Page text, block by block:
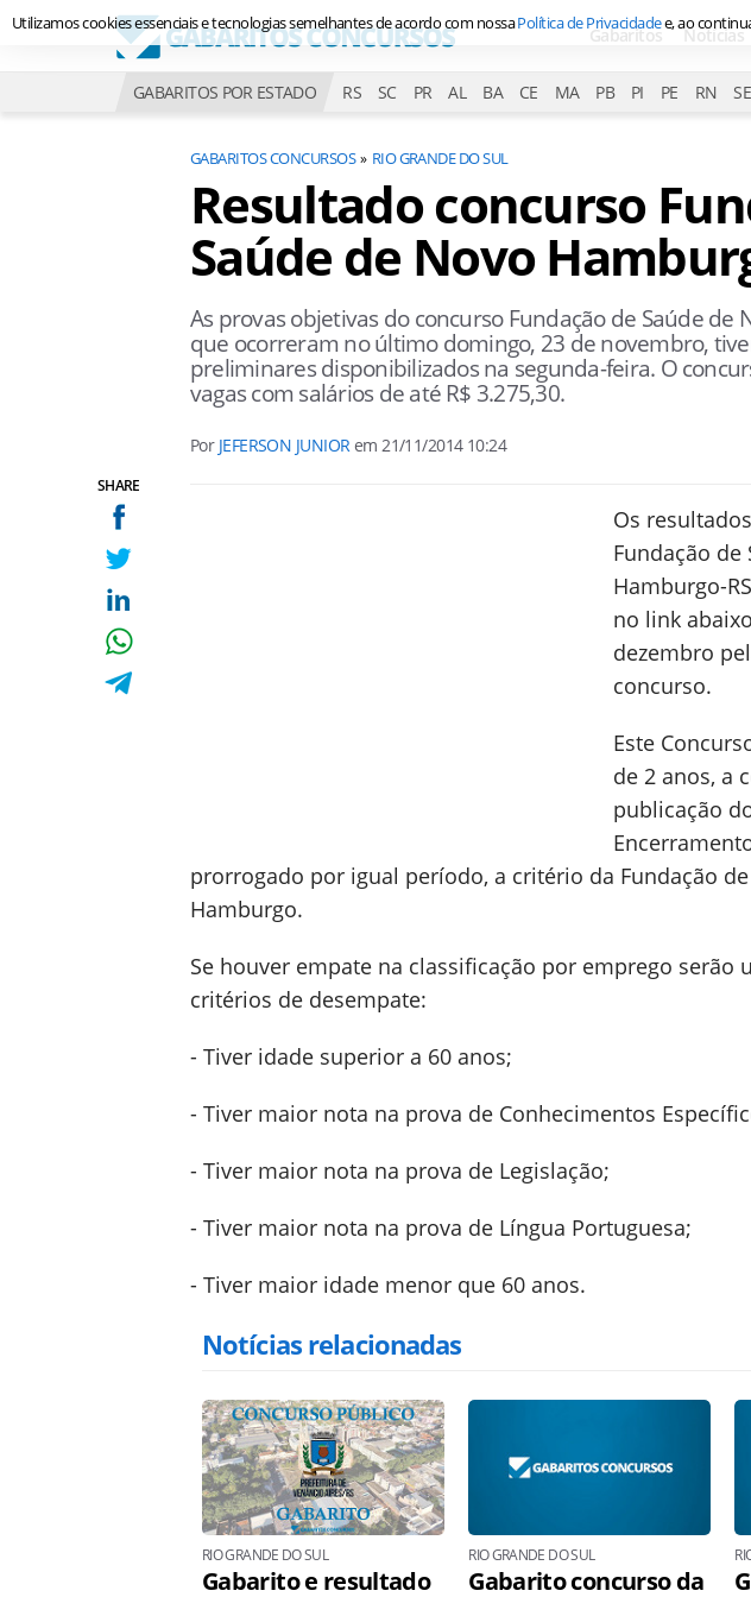
Gabaritos Notícias
GABARITOS POR ESTADO RS SC PR AL BA CE MA PB PI PE RN SE
SHARE
GABARITOS CONCURSOS RIO GRANDE DO SUL
Resultado concurso
Saúde de Novo
As provas objetivas do concurso Fundação de Saúde de
que ocorreram no último domingo, 23 de novembro,
preliminares disponibilizados na segunda-feira. O
vagas com salários de até R$ 3.275,30.
Por JEFERSON JUNIORem21/11/2014 10:24
Os
Fundação de
Hamburgo-
no link
dezembro
concurso.
Este
de 2 anos, a
publicação
prorrogado por igual período, a critério da Fundação
Hamburgo.
Se houver empate na classificação por emprego serão
critérios de desempate:
- Tiver idade superior a 60 anos;
- Tiver maior nota na prova de Conhecimentos
- Tiver maior nota na prova de Legislação;
- Tiver maior nota na prova de Língua Portuguesa;
- Tiver maior idade menor que 60 anos.
Notícias relacionadas
RIO GRANDE DO SUL
Gabarito e resultado
RIO GRANDE DO SUL
Gabarito concurso da
Utilizamos cookies essenciais e tecnologias semelhantes de acordo com nossaPolítica de Privacidadee, ao